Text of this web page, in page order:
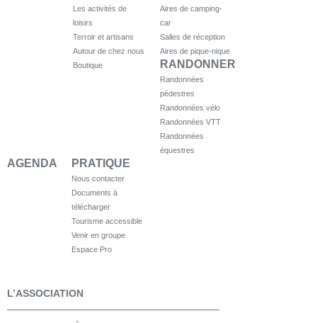
Les activités de
loisirs
Terroir et artisans
Autour de chez nous
Boutique
Aires de camping-
car
Salles de réception
Aires de pique-nique
RANDONNER
Randonnées
pédestres
Randonnées vélo
Randonnées VTT
Randonnées
équestres
AGENDA PRATIQUE
Nous contacter
Documents à
télécharger
Tourisme accessible
Venir en groupe
Espace Pro
L’ASSOCIATION